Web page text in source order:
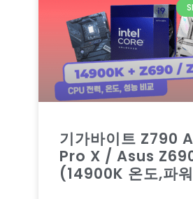
기가바이트 Z790
Pro X / Asus
(14900K 온도,파